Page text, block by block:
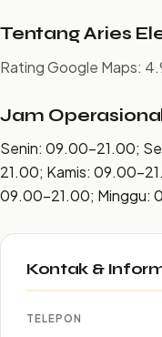
Tentang Aries
Rating Google Maps:
Jam
Senin: 09.00–21.00;
21.00; Kamis:
09.00–21.00; Minggu:
Kontak &
TELEPON